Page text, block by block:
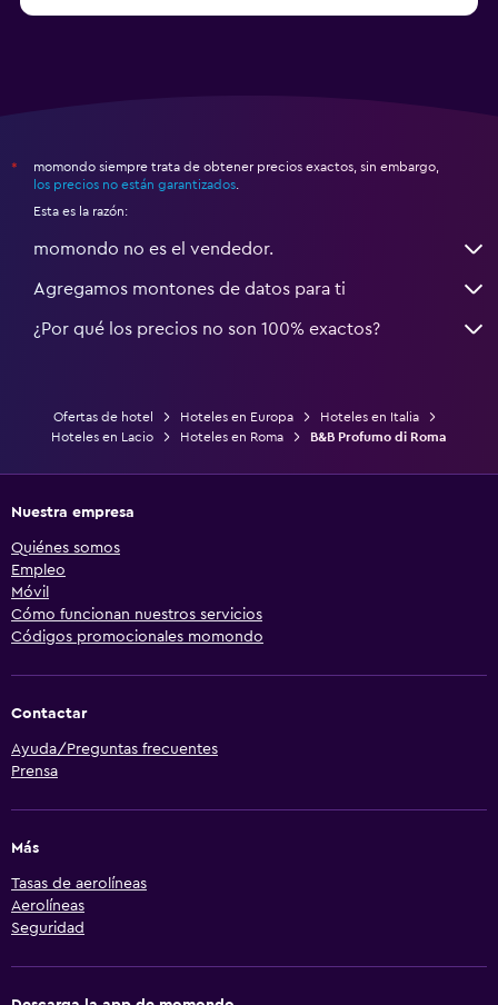
*
momondo siempre trata de obtener precios exactos, sin embargo,
los precios no están garantizados
Esta es la razón:
momondo no es el vendedor.
Agregamos montones de datos para ti
¿Por qué los precios no son 100% exactos?
Ofertas de hotel Hoteles en Europa
Hoteles en Italia
Hoteles en Lacio
Hoteles en Roma B&B Profumo di Roma
Nuestra empresa
Quiénes somos
Empleo
Móvil
Cómo funcionan nuestros servicios
Códigos promocionales momondo
Contactar
Ayuda/Preguntas frecuentes
Prensa
Más
Tasas de aerolíneas
Aerolíneas
Seguridad